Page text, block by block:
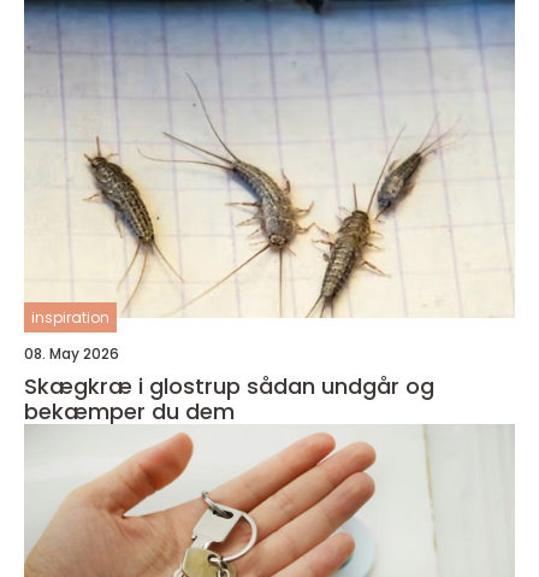
inspiration
08. May 2026
Skægkræ i glostrup sådan undgår og
bekæmper du dem